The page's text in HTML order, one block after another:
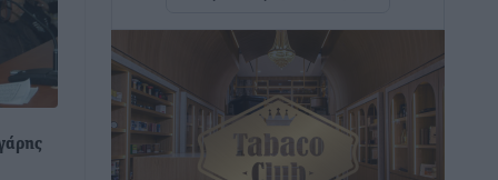
Πόσοι Ευρωπαίοι «αντέχουν» διακοπές
στο εξωτερικό – Τι ισχύει για Έλληνες
Ειδήσεις πριν 56 λεπτά